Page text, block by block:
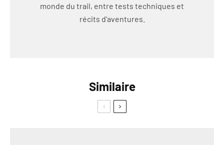
monde du trail, entre tests techniques et
récits d'aventures.
Similaire